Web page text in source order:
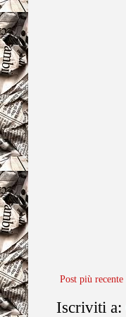
Post più recente
Iscriviti a: